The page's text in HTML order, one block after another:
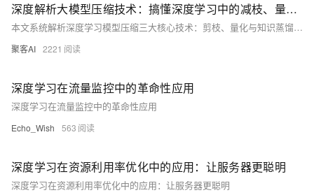
深度解析大模型压缩技术：搞懂深度学习中的减枝、量化、知识蒸馏
本文系统解析深度学习模型压缩三大核心技术：剪枝、量化与知识蒸馏，详解如何实现模型缩小16倍、推理加速4倍。涵盖技术原理、工程实践与组合策略，助力AI模型高效部署至边缘设备。
聚客AI 2221
深度学习在流量监控中的革命性应用
深度学习在流量监控中的革命性应用
Echo_Wish 563
深度学习在资源利用率优化中的应用：让服务器更聪明
深度学习在资源利用率优化中的应用：让服务器更聪明